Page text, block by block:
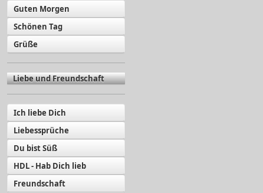
Guten Morgen
Schönen Tag
Grüße
Liebe und Freundschaft
Ich liebe Dich
Liebessprüche
Du bist Süß
HDL - Hab Dich lieb
Freundschaft